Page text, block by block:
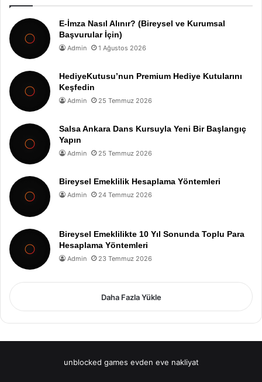
E-İmza Nasıl Alınır? (Bireysel ve Kurumsal
Başvurular İçin)
Admin 1 Ağustos 2026
HediyeKutusu’nun Premium Hediye Kutularını
Keşfedin
Admin 25 Temmuz 2026
Salsa Ankara Dans Kursuyla Yeni Bir Başlangıç
Yapın
Admin 25 Temmuz 2026
Bireysel Emeklilik Hesaplama Yöntemleri
Admin 24 Temmuz 2026
Bireysel Emeklilikte 10 Yıl Sonunda Toplu Para
Hesaplama Yöntemleri
Admin 23 Temmuz 2026
Daha Fazla Yükle
unblocked games evden eve nakliyat